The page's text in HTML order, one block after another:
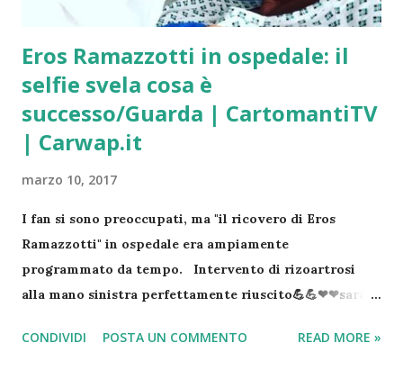
Eros Ramazzotti in ospedale: il
selfie svela cosa è
successo/Guarda | CartomantiTV
| Carwap.it
marzo 10, 2017
I fan si sono preoccupati, ma "il ricovero di Eros
Ramazzotti" in ospedale era ampiamente
programmato da tempo. Intervento di rizoartrosi
alla mano sinistra perfettamente riuscito💪💪❤❤sarà
degenza, ritornerò presto, lo giuro😂😂🎤🎸🎹🎧🎼
CONDIVIDI POSTA UN COMMENTO READ MORE »